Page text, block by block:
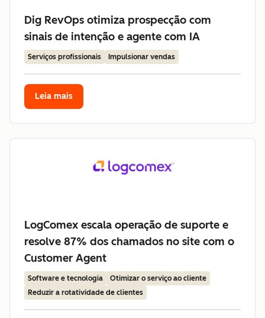
Dig RevOps otimiza prospecção com
sinais de intenção e agente com IA
Serviços profissionais Impulsionar vendas
Leia mais
LogComex escala operação de suporte e
resolve 87% dos chamados no site com o
Customer Agent
Software e tecnologia
Otimizar o serviço ao cliente
Reduzir a rotatividade de clientes